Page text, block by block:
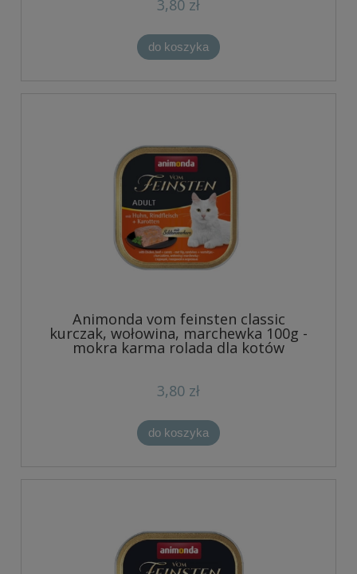
3,80 zł
do koszyka
Animonda vom feinsten classic
kurczak, wołowina, marchewka 100g -
mokra karma rolada dla kotów
3,80 zł
do koszyka